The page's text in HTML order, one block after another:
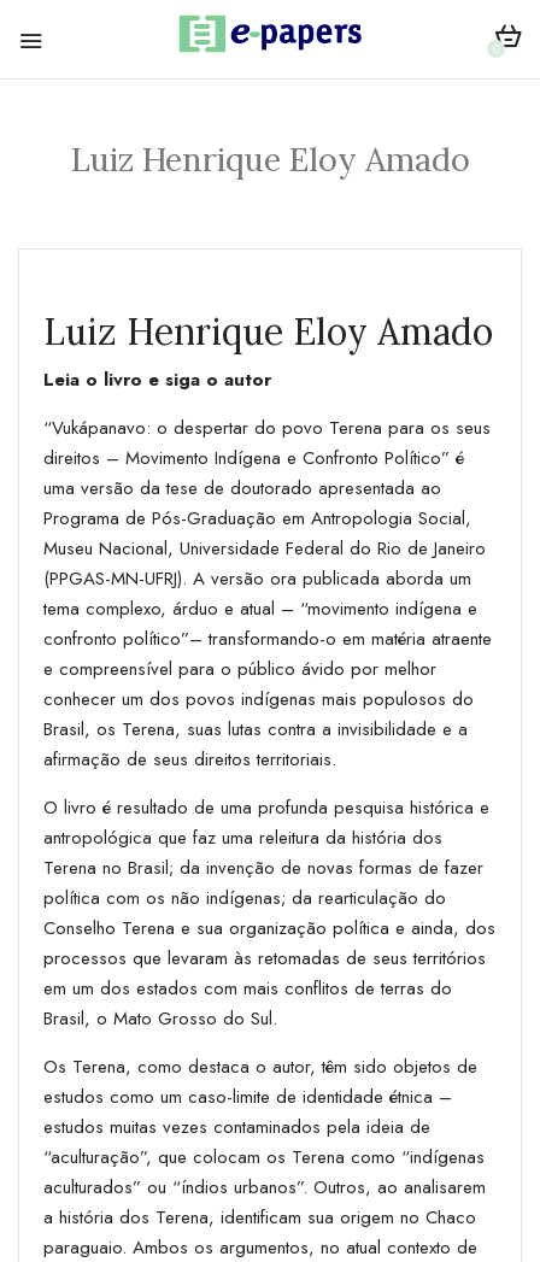
0
Luiz Henrique Eloy Amado
Luiz Henrique Eloy Amado
Leia o livro e siga o autor
“Vukápanavo: o despertar do povo Terena para os seus
direitos – Movimento Indígena e Confronto Político” é
uma versão da tese de doutorado apresentada ao
Programa de Pós-Graduação em Antropologia Social,
Museu Nacional, Universidade Federal do Rio de Janeiro
(PPGAS-MN-UFRJ). A versão ora publicada aborda um
tema complexo, árduo e atual – “movimento indígena e
confronto político”– transformando-o em matéria atraente
e compreensível para o público ávido por melhor
conhecer um dos povos indígenas mais populosos do
Brasil, os Terena, suas lutas contra a invisibilidade e a
afirmação de seus direitos territoriais.
O livro é resultado de uma profunda pesquisa histórica e
antropológica que faz uma releitura da história dos
Terena no Brasil; da invenção de novas formas de fazer
política com os não indígenas; da rearticulação do
Conselho Terena e sua organização política e ainda, dos
processos que levaram às retomadas de seus territórios
em um dos estados com mais conflitos de terras do
Brasil, o Mato Grosso do Sul.
Os Terena, como destaca o autor, têm sido objetos de
estudos como um caso-limite de identidade étnica –
estudos muitas vezes contaminados pela ideia de
“aculturação”, que colocam os Terena como “indígenas
aculturados” ou “índios urbanos”. Outros, ao analisarem
a história dos Terena, identificam sua origem no Chaco
paraguaio. Ambos os argumentos, no atual contexto de